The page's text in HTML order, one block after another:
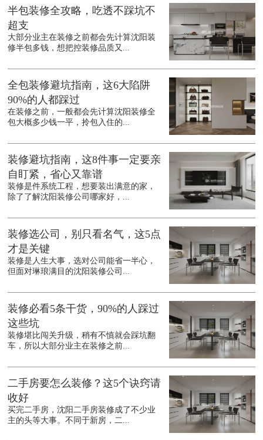
半包装修全攻略，吃透不踩坑不
超支
大部分业主在装修之前都会先计算沈阳装
修半包多钱，想把控装修品质又...
全包装修避坑指南，这6大陷阱
90%的人都踩过
在装修之前，一般都会先计算沈阳装修全
包大概多少钱一平，拎包入住的...
装修避坑指南，这8件事一定要亲
自盯紧，省心又靠谱
装修是件系统工程，想要装出满意的家，
除了了解沈阳装修公司哪家好，...
装修选公司，别只看名气，这5点
才是关键
装修是人生大事，选对公司能省一半心，
但面对琳琅满目的沈阳装修公司...
装修必看5条干货，90%的人踩过
这些坑
装修堪比闯关升级，稍有不慎就会踩坑翻
车，所以大部分业主在装修之前...
二手房要怎么装修？这5个诀窍请
收好
买完二手房，沈阳二手房装修成了不少业
主的头等大事。不同于新房，二...